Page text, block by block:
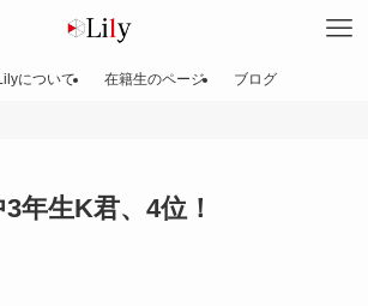
について 在籍生のページ ブログ
年生K君、4位！